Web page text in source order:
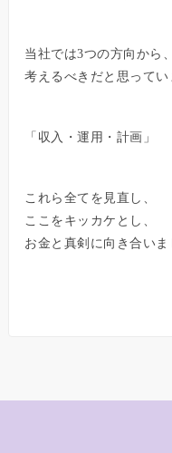
当社では3つの方向から、
考えるべきだと思ってい
「収入・運用・計画」
これら全てを見直し、
ここをキッカケとし、
お金と真剣に向き合いま